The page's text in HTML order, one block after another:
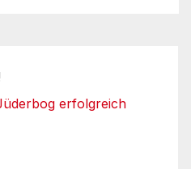
erfolgreich